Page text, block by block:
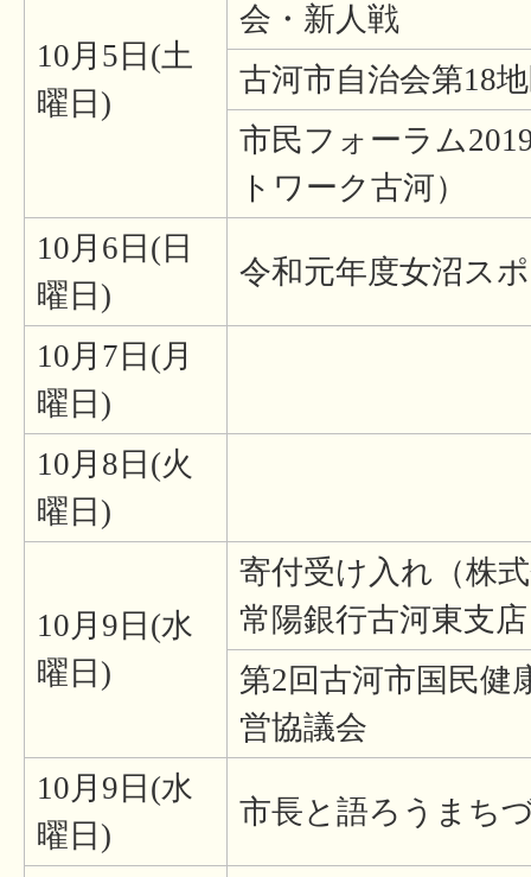
10月5日(土
曜日)
会・新人戦
古河市自治会第18
市民フォーラム
トワーク古河）
10月6日(日
曜日)
令和元年度女沼ス
10月7日(月
曜日)
10月8日(火
曜日)
10月9日(水
曜日)
寄付受け入れ（株
常陽銀行古河東支
第2回古河市国民健
営協議会
10月9日(水
曜日)
市長と語ろうまち